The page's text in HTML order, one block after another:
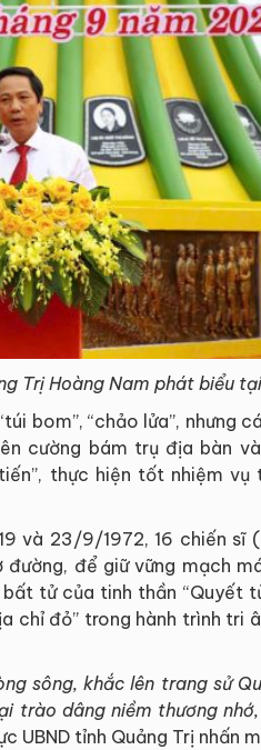
Trị Hoàng Nam phát biểu
bom”, “chảo lửa”, nhưng
cường bám trụ địa bàn
thực hiện tốt nhiệm vụ
và 23/9/1972, 16 chiến sĩ
để giữ vững mạch
tử của tinh thần “Quyết
chỉ đỏ” trong hành trình tri
sông, khắc lên trang sử
trào dâng niềm thương
UBND tỉnh Quảng Trị nhấn